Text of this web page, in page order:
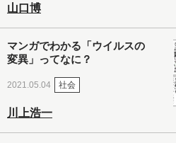
山口博
マンガでわかる「ウイルスの
変異」ってなに？
2021.05.04 社会
川上浩一